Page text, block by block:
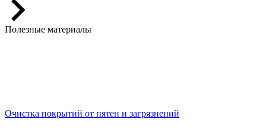
Полезные материалы
Очистка покрытий от пятен и загрязнений